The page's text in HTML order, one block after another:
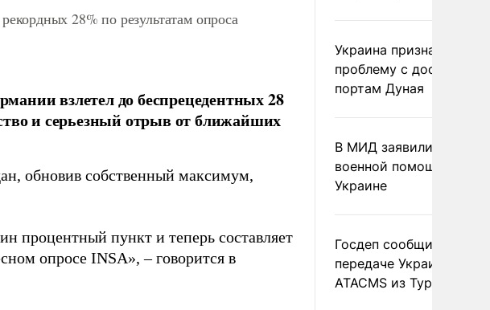
28% по результатам опроса
взлетел до беспрецедентных 28
и серьезный отрыв от ближайших
обновив собственный максимум,
процентный пункт и теперь составляет
опросе INSA», – говорится в
Украина признала
проблему с доступом к
портам Дуная
В МИД заявили о
военной помощи
Украине
Госдеп сообщил о
передаче Украине
ATACMS из Турции